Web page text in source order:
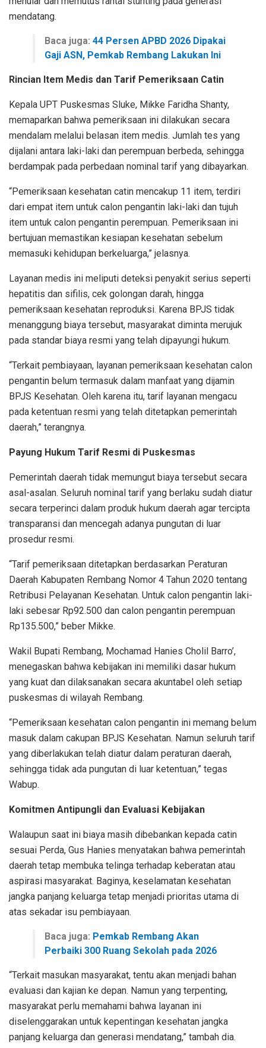
mendatang.
Baca juga: 44 Persen APBD 2026 Dipakai
Gaji ASN, Pemkab Rembang Lakukan Ini
Rincian Item Medis dan Tarif Pemeriksaan Catin
Kepala UPT Puskesmas Sluke, Mikke Faridha Shanty,
memaparkan bahwa pemeriksaan ini dilakukan secara
mendalam melalui belasan item medis. Jumlah tes yang
dijalani antara laki-laki dan perempuan berbeda, sehingga
berdampak pada perbedaan nominal tarif yang dibayarkan.
“Pemeriksaan kesehatan catin mencakup 11 item, terdiri
dari empat item untuk calon pengantin laki-laki dan tujuh
item untuk calon pengantin perempuan. Pemeriksaan ini
bertujuan memastikan kesiapan kesehatan sebelum
memasuki kehidupan berkeluarga,” jelasnya.
Layanan medis ini meliputi deteksi penyakit serius seperti
hepatitis dan sifilis, cek golongan darah, hingga
pemeriksaan kesehatan reproduksi. Karena BPJS tidak
menanggung biaya tersebut, masyarakat diminta merujuk
pada standar biaya resmi yang telah dipayungi hukum.
“Terkait pembiayaan, layanan pemeriksaan kesehatan calon
pengantin belum termasuk dalam manfaat yang dijamin
BPJS Kesehatan. Oleh karena itu, tarif layanan mengacu
pada ketentuan resmi yang telah ditetapkan pemerintah
daerah,” terangnya.
Payung Hukum Tarif Resmi di Puskesmas
Pemerintah daerah tidak memungut biaya tersebut secara
asal-asalan. Seluruh nominal tarif yang berlaku sudah diatur
secara terperinci dalam produk hukum daerah agar tercipta
transparansi dan mencegah adanya pungutan di luar
prosedur resmi.
“Tarif pemeriksaan ditetapkan berdasarkan Peraturan
Daerah Kabupaten Rembang Nomor 4 Tahun 2020 tentang
Retribusi Pelayanan Kesehatan. Untuk calon pengantin laki-
laki sebesar Rp92.500 dan calon pengantin perempuan
Rp135.500,” beber Mikke.
Wakil Bupati Rembang, Mochamad Hanies Cholil Barro’,
menegaskan bahwa kebijakan ini memiliki dasar hukum
yang kuat dan dilaksanakan secara akuntabel oleh setiap
puskesmas di wilayah Rembang.
“Pemeriksaan kesehatan calon pengantin ini memang belum
masuk dalam cakupan BPJS Kesehatan. Namun seluruh tarif
yang diberlakukan telah diatur dalam peraturan daerah,
sehingga tidak ada pungutan di luar ketentuan,” tegas
Wabup.
Komitmen Antipungli dan Evaluasi Kebijakan
Walaupun saat ini biaya masih dibebankan kepada catin
sesuai Perda, Gus Hanies menyatakan bahwa pemerintah
daerah tetap membuka telinga terhadap keberatan atau
aspirasi masyarakat. Baginya, keselamatan kesehatan
jangka panjang keluarga tetap menjadi prioritas utama di
atas sekadar isu pembiayaan.
Baca juga: Pemkab Rembang Akan
Perbaiki 300 Ruang Sekolah pada 2026
“Terkait masukan masyarakat, tentu akan menjadi bahan
evaluasi dan kajian ke depan. Namun yang terpenting,
masyarakat perlu memahami bahwa layanan ini
diselenggarakan untuk kepentingan kesehatan jangka
panjang keluarga dan generasi mendatang,” tambah dia.